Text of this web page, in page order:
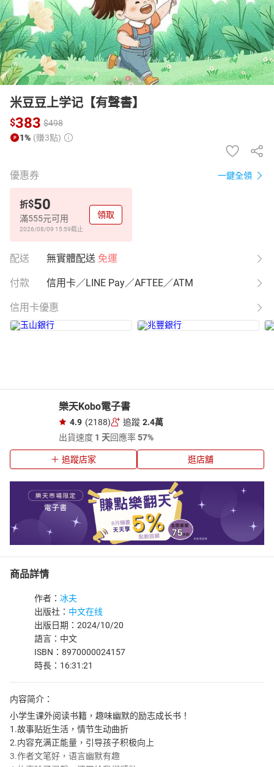
米豆豆上学记【有聲書】
$383 $498
1% (賺3點)
優惠券 一鍵全領
折$50
滿555元可用
2026/08/09 15:59截止
領取
配送 無實體配送 免運
付款 信用卡／LINE Pay／AFTEE／ATM
信用卡優惠
樂天Kobo電子書
4.9 (2188) 追蹤 2.4萬
出貨速度 1 天回應率57%
追蹤店家 逛店舖
商品詳情
作者： 冰夫
出版社： 中文在线
出版日期：2024/10/20
語言：中文
ISBN：8970000024157
時長：16:31:21
内容简介：
小学生课外阅读书籍，趣味幽默的励志成长书！
1.故事贴近生活，情节生动曲折
2.内容充满正能量，引导孩子积极向上
3.作者文笔好，语言幽默有趣